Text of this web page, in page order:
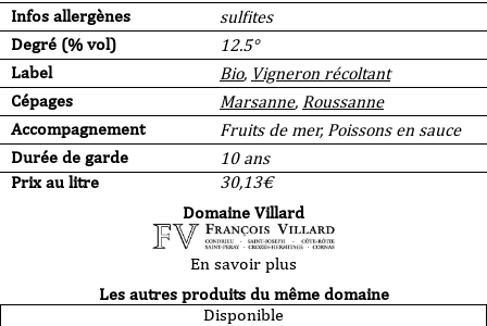
Infos allergènes
sulfites
Degré (% vol)
12.5°
Label
Bio, Vigneron récoltant
Cépages
Marsanne, Roussanne
Accompagnement
Fruits de mer, Poissons en sauce
Durée de garde
10 ans
Prix au litre
30,13€
Domaine Villard
En savoir plus
Les autres produits du même domaine
Disponible